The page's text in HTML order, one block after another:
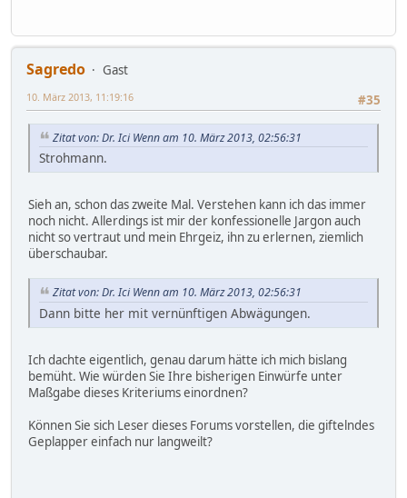
Sagredo
Gast
#35
10. März 2013, 11:19:16
Zitat von: Dr. Ici Wenn am 10. März 2013, 02:56:31
Strohmann.
Sieh an, schon das zweite Mal. Verstehen kann ich das immer
noch nicht. Allerdings ist mir der konfessionelle Jargon auch
nicht so vertraut und mein Ehrgeiz, ihn zu erlernen, ziemlich
überschaubar.
Zitat von: Dr. Ici Wenn am 10. März 2013, 02:56:31
Dann bitte her mit vernünftigen Abwägungen.
Ich dachte eigentlich, genau darum hätte ich mich bislang
bemüht. Wie würden Sie Ihre bisherigen Einwürfe unter
Maßgabe dieses Kriteriums einordnen?
Können Sie sich Leser dieses Forums vorstellen, die giftelndes
Geplapper einfach nur langweilt?